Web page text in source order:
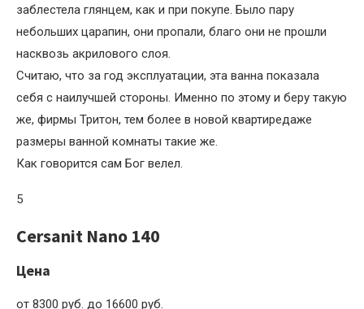
заблестела глянцем, как и при покупе. Было пару
небольших царапин, они пропали, благо они не прошли
насквозь акрилового слоя.
Считаю, что за год эксплуатации, эта ванна показала
себя с наилучшей стороны. Именно по этому и беру такую
же, фирмы Тритон, тем более в новой квартиредаже
размеры ванной комнаты такие же.
Как говорится сам Бог велел.
5
Cersanit Nano 140
Цена
от 8300 руб. до 16600 руб.